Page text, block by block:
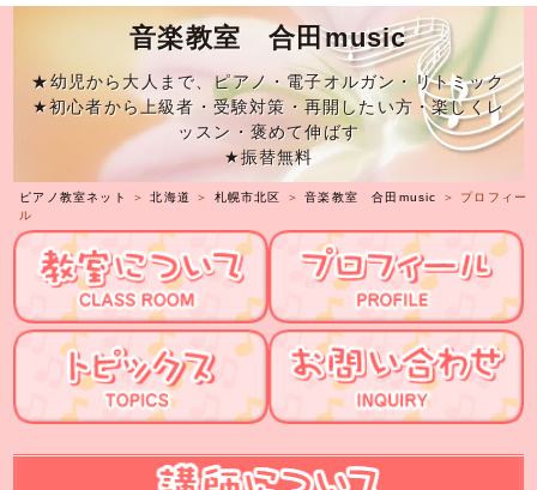
音楽教室 合田music
★幼児から大人まで、ピアノ・電子オルガン・リトミック
★初心者から上級者・受験対策・再開したい方・楽しくレ
ッスン・褒めて伸ばす
★振替無料
ピアノ教室ネット ＞北海道 ＞ 札幌市北区 ＞音楽教室 合田music
＞ プロフィー
ル